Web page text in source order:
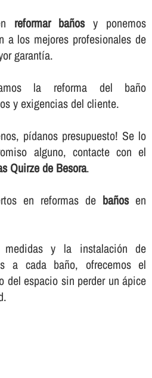
reformar bañosy ponemos
a los mejores profesionales de
garantí­a.
la reforma del baño
y exigencias del cliente.
pí­danos presupuesto! Se lo
alguno, contacte con el
Quirze de Besora.
en reformas de bañosen
y la instalación de
a cada baño, ofrecemos el
del espacio sin perder un ápice